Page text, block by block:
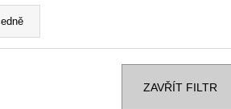
ZAVŘÍT FILTR